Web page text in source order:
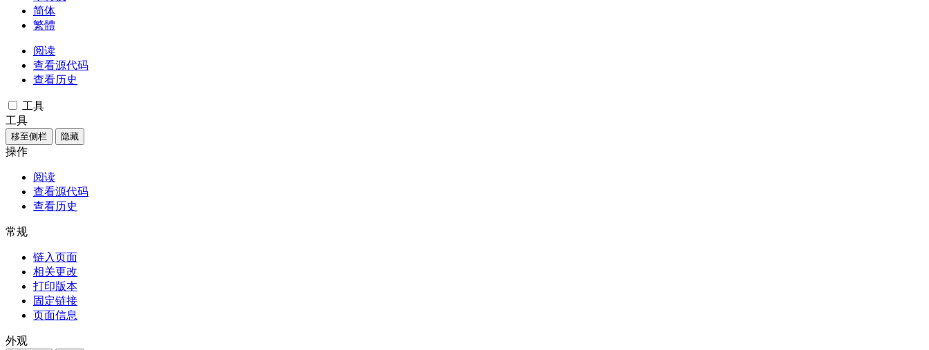
简体
繁體
阅读
查看源代码
查看历史
工具
工具
移至侧栏 隐藏
操作
阅读
查看源代码
查看历史
常规
链入页面
相关更改
打印版本
固定链接
页面信息
外观